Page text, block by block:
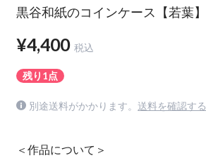
黒谷和紙のコインケース【若葉】
¥4,400 税込
残り1点
別途送料がかかります。 送料を確認する
＜作品について＞